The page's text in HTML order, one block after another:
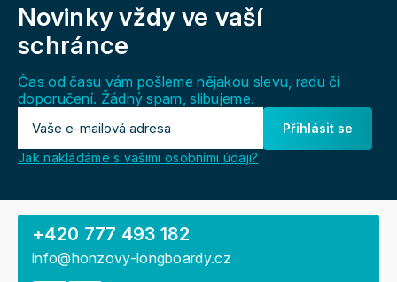
Novinky vždy ve vaší
schránce
Čas od času vám pošleme nějakou slevu, radu či
doporučení. Žádný spam, slibujeme.
Přihlásit se
Jak nakládáme s vašimi osobními údaji?
+420 777 493 182
info@honzovy-longboardy.cz